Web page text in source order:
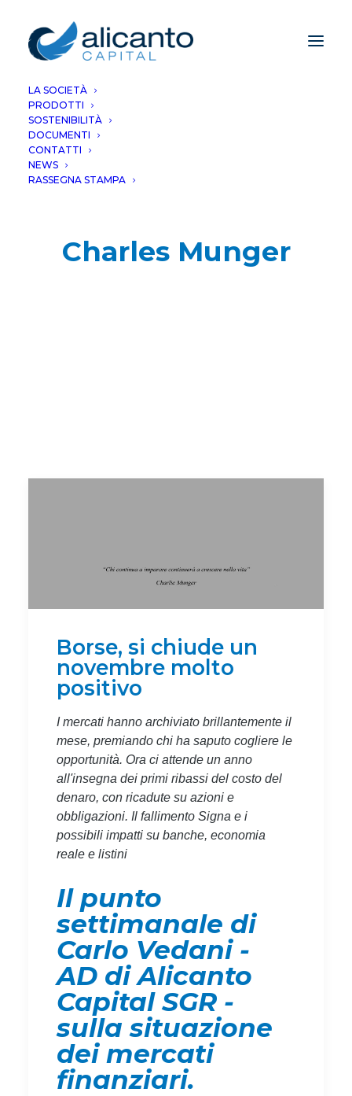
LA SOCIETÀ
PRODOTTI
SOSTENIBILITÀ
DOCUMENTI
CONTATTI
NEWS
RASSEGNA STAMPA
Charles Munger
Borse, si chiude un
novembre molto
positivo
I mercati hanno archiviato brillantemente il
mese, premiando chi ha saputo cogliere le
opportunità. Ora ci attende un anno
all'insegna dei primi ribassi del costo del
denaro, con ricadute su azioni e
obbligazioni. Il fallimento Signa e i
possibili impatti su banche, economia
reale e listini
Il punto
settimanale di
Carlo Vedani -
AD di Alicanto
Capital SGR -
sulla situazione
dei mercati
finanziari.